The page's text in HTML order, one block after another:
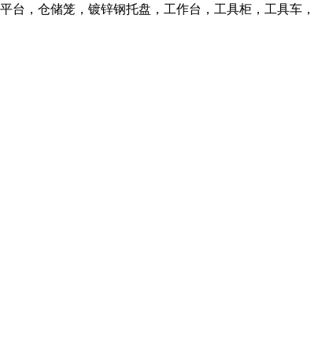
台，仓储笼，镀锌钢托盘，工作台，工具柜，工具车，